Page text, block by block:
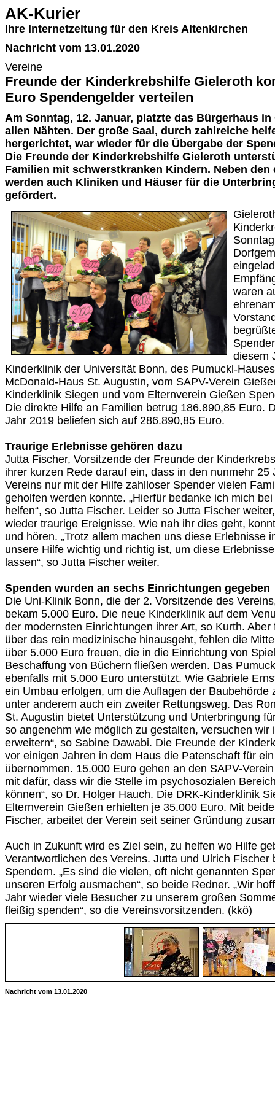
AK-Kurier
Ihre Internetzeitung für den Kreis Altenkirchen
Nachricht vom 13.01.2020
Vereine
Freunde der Kinderkrebshilfe Gieleroth
Euro Spendengelder verteilen
Am Sonntag, 12. Januar, platzte das Bürgerhaus
allen Nähten. Der große Saal, durch zahlreiche
hergerichtet, war wieder für die Übergabe der
Die Freunde der Kinderkrebshilfe Gieleroth
Familien mit schwerstkranken Kindern. Neben den
werden auch Kliniken und Häuser für die
gefördert.
waren
diesem
Kinderklinik der Universität Bonn, des Pumuckl-
McDonald-Haus St. Augustin, vom SAPV-Verein
Kinderklinik Siegen und vom Elternverein Gießen
Die direkte Hilfe an Familien betrug 186.890,85 Euro.
Jahr 2019 beliefen sich auf 286.890,85 Euro.
Traurige Erlebnisse gehören dazu
Jutta Fischer, Vorsitzende der Freunde der
ihrer kurzen Rede darauf ein, dass in den nunmehr 25
Vereins nur mit der Hilfe zahlloser Spender vielen
geholfen werden konnte. „Hierfür bedanke ich mich
helfen“, so Jutta Fischer. Leider so Jutta Fischer
wieder traurige Ereignisse. Wie nah ihr dies geht,
und hören. „Trotz allem machen uns diese Erlebnisse
unsere Hilfe wichtig und richtig ist, um diese
lassen“, so Jutta Fischer weiter.
Spenden wurden an sechs Einrichtungen gegeben
Die Uni-Klinik Bonn, die der 2. Vorsitzende des
bekam 5.000 Euro. Die neue Kinderklinik auf dem
der modernsten Einrichtungen ihrer Art, so Kurth.
über das rein medizinische hinausgeht, fehlen die
über 5.000 Euro freuen, die in die Einrichtung von
Beschaffung von Büchern fließen werden. Das
ebenfalls mit 5.000 Euro unterstützt. Wie Gabriele
ein Umbau erfolgen, um die Auflagen der Baubehörde
unter anderem auch ein zweiter Rettungsweg. Das
St. Augustin bietet Unterstützung und Unterbringung
so angenehm wie möglich zu gestalten, versuchen wir
erweitern“, so Sabine Dawabi. Die Freunde der
vor einigen Jahren in dem Haus die Patenschaft für
übernommen. 15.000 Euro gehen an den SAPV-
mit dafür, dass wir die Stelle im psychosozialen
können“, so Dr. Holger Hauch. Die DRK-Kinderklinik
Elternverein Gießen erhielten je 35.000 Euro. Mit
Fischer, arbeitet der Verein seit seiner Gründung
Auch in Zukunft wird es Ziel sein, zu helfen wo Hilfe
Verantwortlichen des Vereins. Jutta und Ulrich Fischer
Spendern. „Es sind die vielen, oft nicht genannten
unseren Erfolg ausmachen“, so beide Redner. „Wir
Jahr wieder viele Besucher zu unserem großen
fleißig spenden“, so die Vereinsvorsitzenden. (kkö)
Nachricht vom 13.01.2020